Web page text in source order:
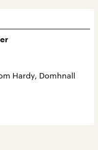
Hardy, Domhnall